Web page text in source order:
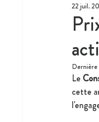
22 juil.
Dernière
Le
cette